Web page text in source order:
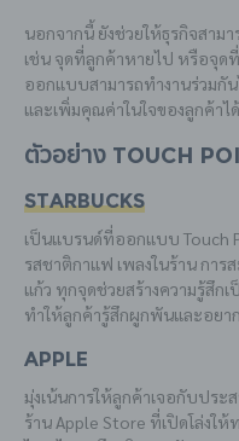
นอกจากนี้ ยังช่วยให้ธุรกิจสาม
เช่น จุดที่ลูกค้าหายไป หรือจุด
ออกแบบสามารถทำงานร่วมกั
และเพิ่มคุณค่าในใจของลูกค้าไ
ตัวอย่าง Touch
Starbucks
เป็นแบรนด์ที่ออกแบบ Touch
รสชาติกาแฟ เพลงในร้าน กา
แก้ว ทุกจุดช่วยสร้างความรู้สึก
ทำให้ลูกค้ารู้สึกผูกพันและอยา
Apple
มุ่งเน้นการให้ลูกค้าเจอกับปร
ร้าน Apple Store ที่เปิดโล่งใ